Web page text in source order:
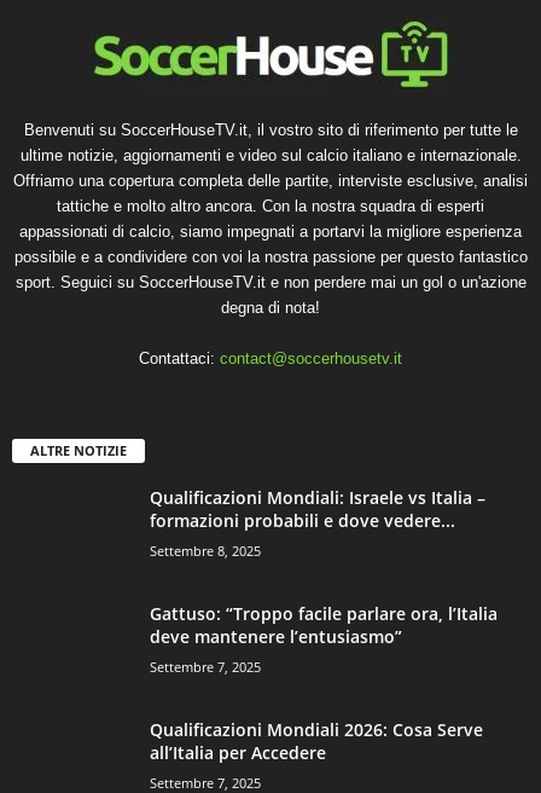
Benvenuti su SoccerHouseTV.it, il vostro sito di riferimento per tutte le
ultime notizie, aggiornamenti e video sul calcio italiano e internazionale.
Offriamo una copertura completa delle partite, interviste esclusive, analisi
tattiche e molto altro ancora. Con la nostra squadra di esperti
appassionati di calcio, siamo impegnati a portarvi la migliore esperienza
possibile e a condividere con voi la nostra passione per questo fantastico
sport. Seguici su SoccerHouseTV.it e non perdere mai un gol o un'azione
degna di nota!
Contattaci: contact@soccerhousetv.it
ALTRE NOTIZIE
Qualificazioni Mondiali: Israele vs Italia –
formazioni probabili e dove vedere...
Settembre 8, 2025
Gattuso: “Troppo facile parlare ora, l’Italia
deve mantenere l’entusiasmo”
Settembre 7, 2025
Qualificazioni Mondiali 2026: Cosa Serve
all’Italia per Accedere
Settembre 7, 2025